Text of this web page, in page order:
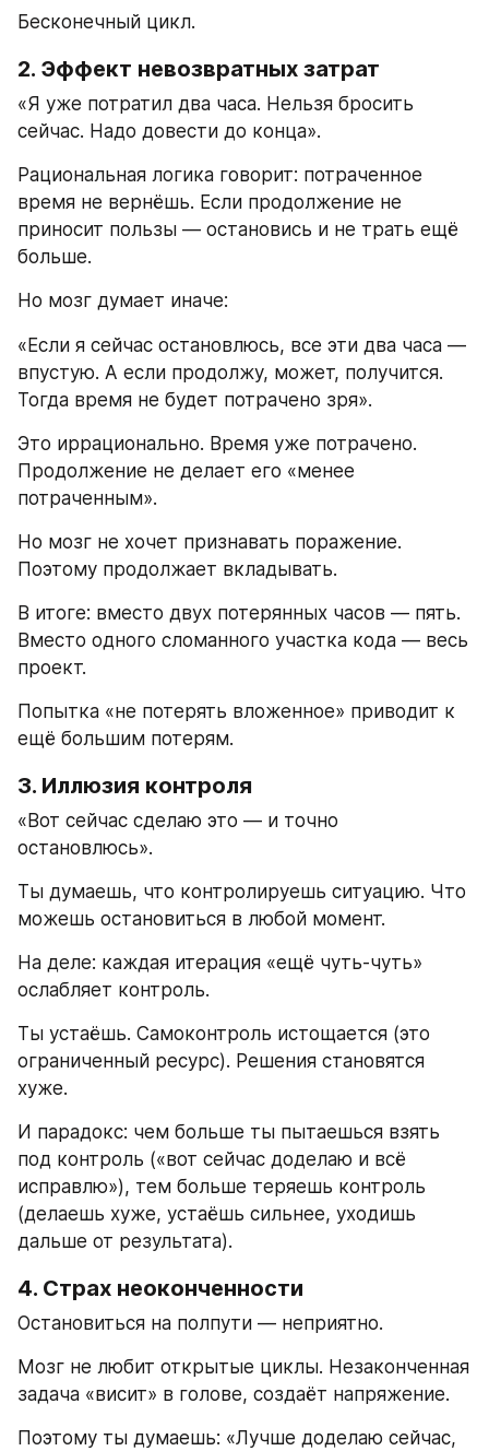
Бесконечный цикл.
2. Эффект невозвратных затрат
«Я уже потратил два часа. Нельзя бросить
сейчас. Надо довести до конца».
Рациональная логика говорит: потраченное
время не вернёшь. Если продолжение не
приносит пользы — остановись и не трать ещё
больше.
Но мозг думает иначе:
«Если я сейчас остановлюсь, все эти два часа —
впустую. А если продолжу, может, получится.
Тогда время не будет потрачено зря».
Это иррационально. Время уже потрачено.
Продолжение не делает его «менее
потраченным».
Но мозг не хочет признавать поражение.
Поэтому продолжает вкладывать.
В итоге: вместо двух потерянных часов — пять.
Вместо одного сломанного участка кода — весь
проект.
Попытка «не потерять вложенное» приводит к
ещё большим потерям.
3. Иллюзия контроля
«Вот сейчас сделаю это — и точно
остановлюсь».
Ты думаешь, что контролируешь ситуацию. Что
можешь остановиться в любой момент.
На деле: каждая итерация «ещё чуть-чуть»
ослабляет контроль.
Ты устаёшь. Самоконтроль истощается (это
ограниченный ресурс). Решения становятся
хуже.
И парадокс: чем больше ты пытаешься взять
под контроль («вот сейчас доделаю и всё
исправлю»), тем больше теряешь контроль
(делаешь хуже, устаёшь сильнее, уходишь
дальше от результата).
4. Страх неоконченности
Остановиться на полпути — неприятно.
Мозг не любит открытые циклы. Незаконченная
задача «висит» в голове, создаёт напряжение.
Поэтому ты думаешь: «Лучше доделаю сейчас,